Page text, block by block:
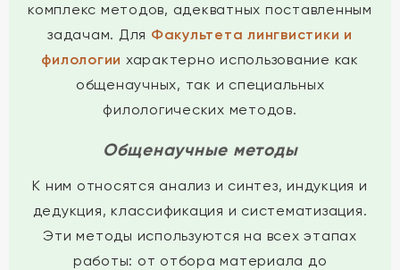
комплекс методов, адекватных поставленным
задачам. Для Факультета лингвистики и
филологии характерно использование как
общенаучных, так и специальных
филологических методов.
Общенаучные методы
К ним относятся анализ и синтез, индукция и
дедукция, классификация и систематизация.
Эти методы используются на всех этапах
работы: от отбора материала до